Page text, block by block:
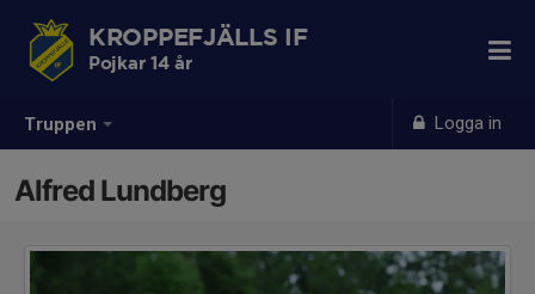
Truppen Logga in
KROPPEFJÄLLS IF
Pojkar 14 år
Alfred Lundberg